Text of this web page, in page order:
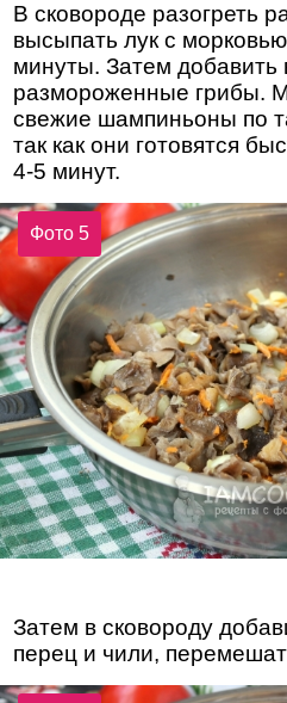
В сковороде разогреть
высыпать лук с
минуты. Затем добавить
размороженные грибы.
свежие шампиньоны по
так как они готовятся
4-5 минут.
Фото 5
Затем в сковороду
перец и чили,